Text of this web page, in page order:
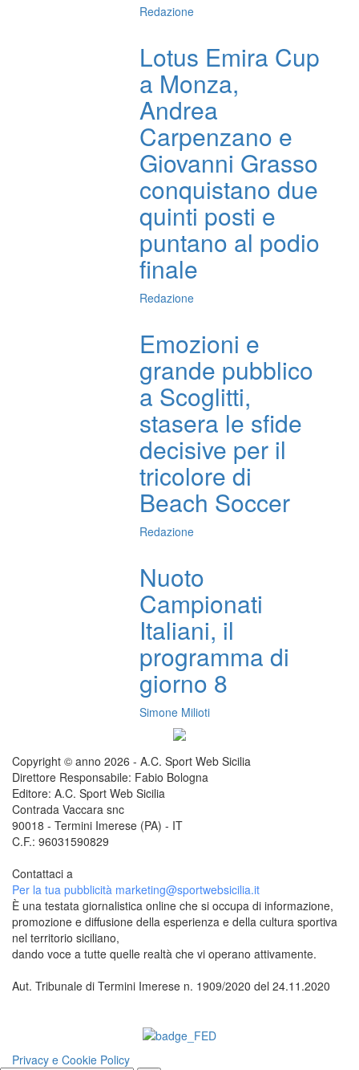
Redazione
Lotus Emira Cup
a Monza,
Andrea
Carpenzano e
Giovanni Grasso
conquistano due
quinti posti e
puntano al podio
finale
Redazione
Emozioni e
grande pubblico
a Scoglitti,
stasera le sfide
decisive per il
tricolore di
Beach Soccer
Redazione
Nuoto
Campionati
Italiani, il
programma di
giorno 8
Simone Milioti
Copyright © anno 2026 - A.C. Sport Web Sicilia
Direttore Responsabile: Fabio Bologna
Editore: A.C. Sport Web Sicilia
Contrada Vaccara snc
90018 - Termini Imerese (PA) - IT
C.F.: 96031590829
Contattaci a
Per la tua pubblicità marketing@sportwebsicilia.it
È una testata giornalistica online che si occupa di informazione,
promozione e diffusione della esperienza e della cultura sportiva
nel territorio siciliano,
dando voce a tutte quelle realtà che vi operano attivamente.
Aut. Tribunale di Termini Imerese n. 1909/2020 del 24.11.2020
Privacy e Cookie Policy